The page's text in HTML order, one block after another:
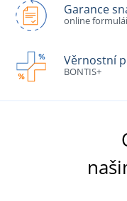
Garance
online
Věrnostní
BONTIS+